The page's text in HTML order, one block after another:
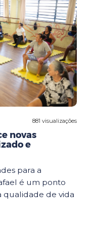
881 visualizações
novas
e
para a
é um ponto
qualidade de vida